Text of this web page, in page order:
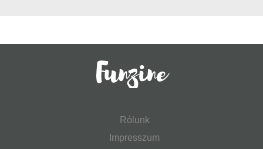
Rólunk
Impresszum